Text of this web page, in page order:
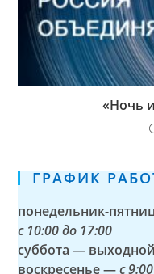
«Ночь
ГРАФИК
понедельник-
с 10:00 до 17:00
суббота — выходной
воскресенье —с